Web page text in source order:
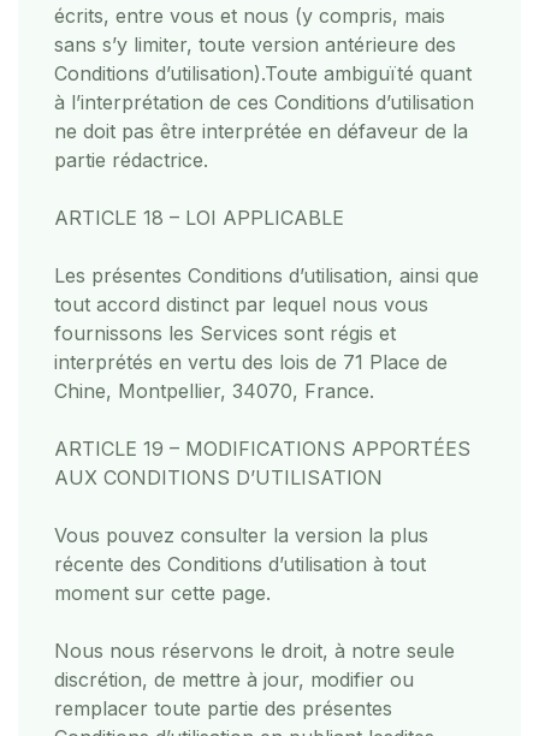
écrits, entre vous et nous (y compris, mais
sans s’y limiter, toute version antérieure des
Conditions d’utilisation).Toute ambiguïté quant
à l’interprétation de ces Conditions d’utilisation
ne doit pas être interprétée en défaveur de la
partie rédactrice.
ARTICLE 18 – LOI APPLICABLE
Les présentes Conditions d’utilisation, ainsi que
tout accord distinct par lequel nous vous
fournissons les Services sont régis et
interprétés en vertu des lois de 71 Place de
Chine, Montpellier, 34070, France.
ARTICLE 19 – MODIFICATIONS APPORTÉES
AUX CONDITIONS D’UTILISATION
Vous pouvez consulter la version la plus
récente des Conditions d’utilisation à tout
moment sur cette page.
Nous nous réservons le droit, à notre seule
discrétion, de mettre à jour, modifier ou
remplacer toute partie des présentes